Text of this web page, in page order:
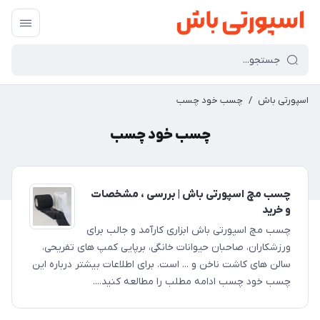
اسپورتی باش / چسب خود چسب
چسب خود چسب
چسب مچ اسپورتی باش | بررسی ، مشخصات
و خرید
چسب مچ اسپورتی باش ابزاری کارآمد و جالب برای
ورزشکاران، صاحبان حیوانات خانگی، برپایی کمپ های تفریحی،
سالن های کاشت ناخن و ... است. برای اطلاعات بیشتر درباره این
چسب خود چسب ادامه مطلب را مطالعه کنید....